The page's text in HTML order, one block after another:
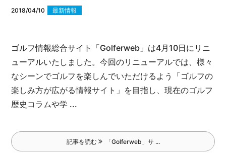
2018/04/10 最新情報
ゴルフ情報総合サイト「Golferweb」は4月10日にリニ
ューアルいたしました。今回のリニューアルでは、様々
なシーンでゴルフを楽しんでいただけるよう「ゴルフの
楽しみ方が広がる情報サイト」を目指し、現在のゴルフ
歴史コラムや学 ...
記事を読む 「Golferweb」サ ...